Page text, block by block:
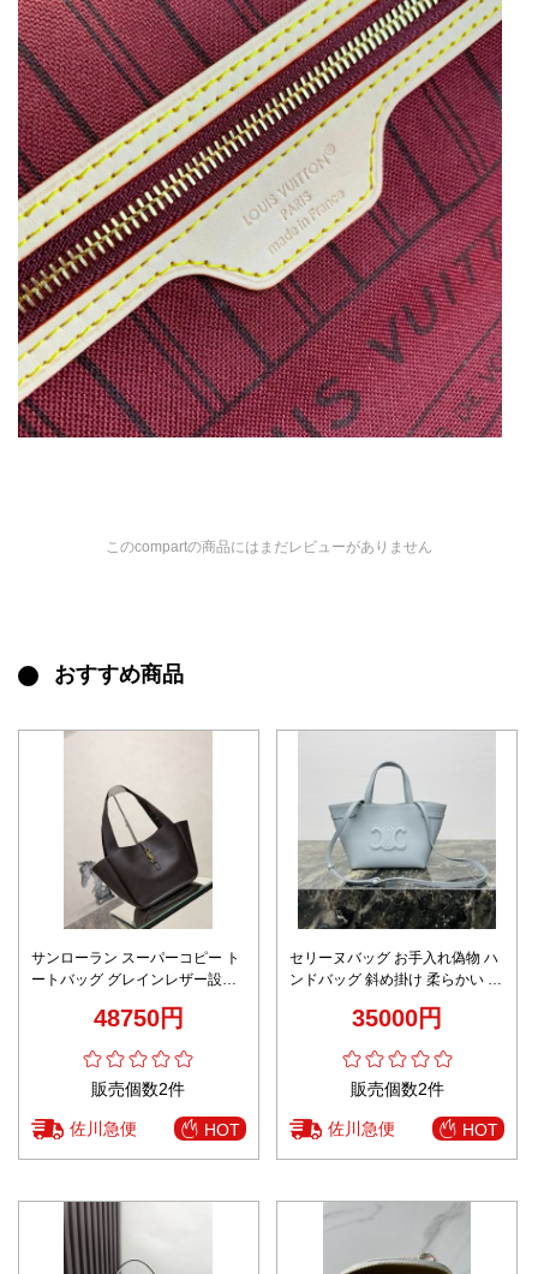
このcompartの商品にはまだレビューがありません
おすすめ商品
サンローラン スーパーコピー ト
ートバッグ グレインレザー設計
48750円
販売個数2件
佐川急便 HOT
セリーヌバッグ お手入れ偽物 ハ
ンドバッグ 斜め掛け 柔らかい 本
35000円
販売個数2件
佐川急便 HOT